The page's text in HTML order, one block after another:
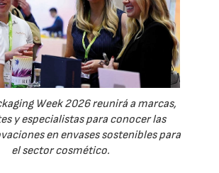
Week 2026 reunirá a marcas,
y especialistas para conocer las
en envases sostenibles para
el sector cosmético.